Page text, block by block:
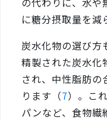
に糖分摂取量を減
炭水化物の選び方
精製された炭水化
され、中性脂肪の
ります（7）。こ
パンなど、食物